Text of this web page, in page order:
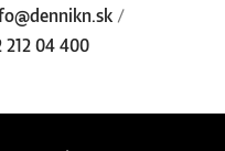
/
212 04 400